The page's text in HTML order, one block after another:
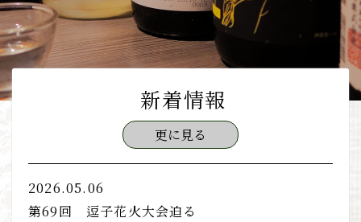
新着情報
更に見る
2026.05.06
第69回 逗子花火大会迫る